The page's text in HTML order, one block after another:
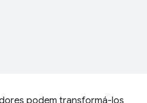
podem transformá-los